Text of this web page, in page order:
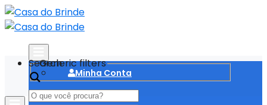
Minha Conta
Meus Pedidos
Search
Generic filters